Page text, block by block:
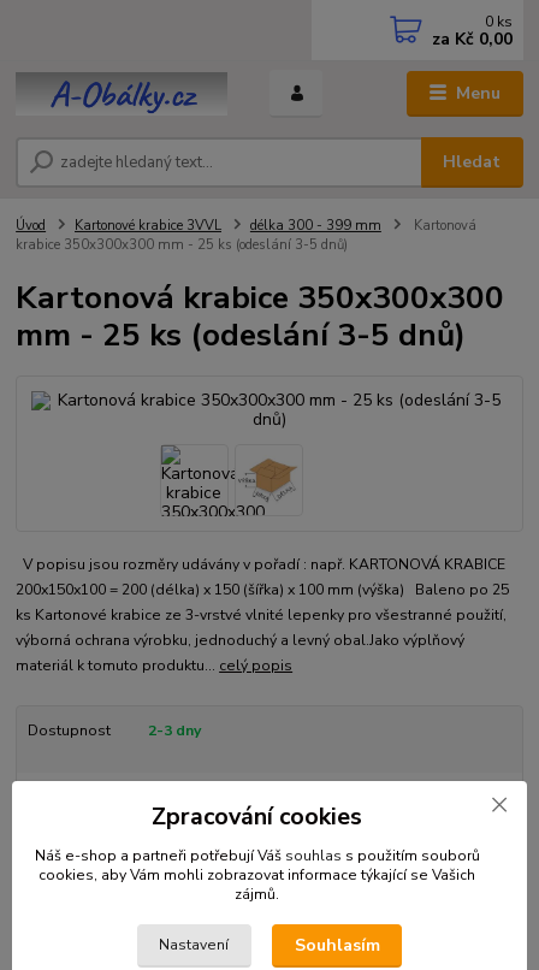
Menu
Hledat
0 ks
za Kč 0,00
Úvod Kartonové krabice 3VVL délka 300 - 399 mm
Kartonová
krabice 350x300x300 mm - 25 ks (odeslání 3-5 dnů)
Kartonová krabice 350x300x300
mm - 25 ks (odeslání 3-5 dnů)
V popisu jsou rozměry udávány v pořadí : např. KARTONOVÁ KRABICE
200x150x100 = 200 (délka) x 150 (šířka) x 100 mm (výška) Baleno po 25
ks Kartonové krabice ze 3-vrstvé vlnité lepenky pro všestranné použití,
výborná ochrana výrobku, jednoduchý a levný obal.Jako výplňový
materiál k tomuto produktu... celý popis
Dostupnost 2-3 dny
Přidat do košíku
KK 300-015
Zpracování cookies
Náš e-shop a partneři potřebují Váš souhlas s použitím souborů
cookies, aby Vám mohli zobrazovat informace týkající se Vašich
zájmů.
Nastavení Souhlasím